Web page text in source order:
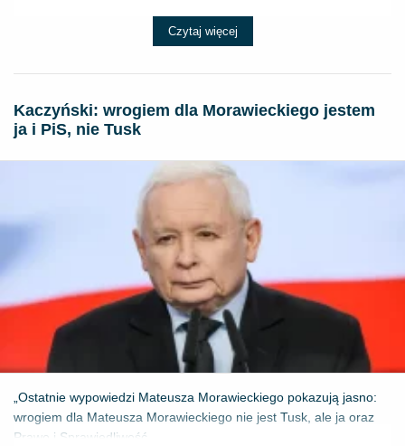
Czytaj więcej
Kaczyński: wrogiem dla Morawieckiego jestem
ja i PiS, nie Tusk
„Ostatnie wypowiedzi Mateusza Morawieckiego pokazują jasno:
wrogiem dla Mateusza Morawieckiego nie jest Tusk, ale ja oraz
Prawo i Sprawiedliwość....